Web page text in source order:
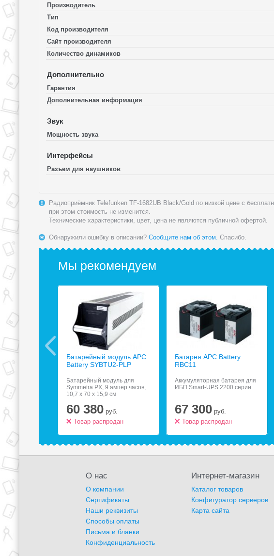
Производитель
Тип
Код производителя
Сайт производителя
Количество динамиков
Дополнительно
Гарантия
Дополнительная информация
Звук
Мощность звука
Интерфейсы
Разъем для наушников
Радиоприёмник Telefunken TF-1682UB Black/Gold по низкой цене с
при этом стоимость не изменится.
Технические характеристики, цвет, цена не являются публичной офертой.
Обнаружили ошибку в описании? Сообщите нам об этом. Спасибо.
Мы рекомендуем
чёрный
м
Батарейный модуль APC
Battery SYBTU2-PLP
Батарейный модуль для
Symmetra PX, 9 ампер часов,
10,7 x 70 x 15,9 см
60 380 руб.
Товар распродан
Батарея APC Battery
RBC11
Аккумуляторная батарея для
ИБП Smart-UPS 2200 серии
67 300 руб.
Товар распродан
О нас
О компании
Сертификаты
Наши реквизиты
Способы оплаты
Письма и бланки
Конфиденциальность
Интернет-магазин
Каталог товаров
Конфигуратор серверов
Карта сайта